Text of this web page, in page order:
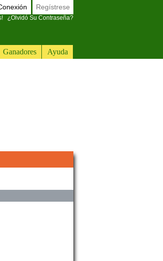
Ganadores Ayuda
Regístrese
¿Olvidó Su Contraseña?